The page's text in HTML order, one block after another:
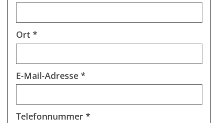
Ort *
E-Mail-Adresse *
Telefonnummer *